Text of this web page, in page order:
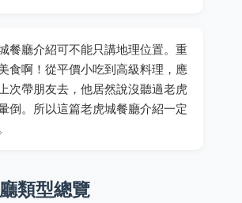
餐廳介紹可不能只講地理位置。重
食啊！從平價小吃到高級料理，應
次帶朋友去，他居然說沒聽過老虎
倒。所以這篇老虎城餐廳介紹一定
類型總覽